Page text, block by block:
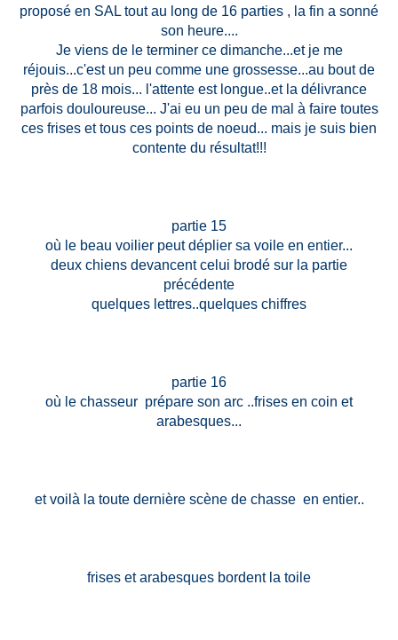
proposé en SAL tout au long de 16 parties , la fin a sonné
son heure....
Je viens de le terminer ce dimanche...et je me
réjouis...c'est un peu comme une grossesse...au bout de
près de 18 mois... l'attente est longue..et la délivrance
parfois douloureuse... J'ai eu un peu de mal à faire toutes
ces frises et tous ces points de noeud... mais je suis bien
contente du résultat!!!
partie 15
où le beau voilier peut déplier sa voile en entier...
deux chiens devancent celui brodé sur la partie
précédente
quelques lettres..quelques chiffres
partie 16
où le chasseur prépare son arc ..frises en coin et
arabesques...
et voilà la toute dernière scène de chasse en entier..
frises et arabesques bordent la toile